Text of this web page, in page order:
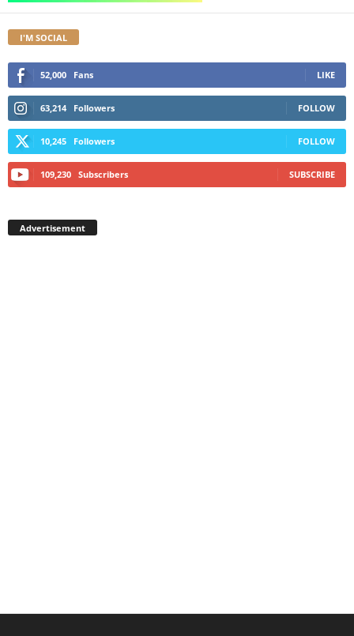
I'M SOCIAL
52,000 Fans LIKE
63,214 Followers FOLLOW
10,245 Followers FOLLOW
109,230 Subscribers SUBSCRIBE
Advertisement